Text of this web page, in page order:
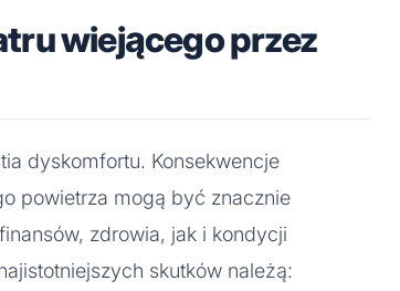
wiejącego przez
dyskomfortu. Konsekwencje
powietrza mogą być znacznie
zdrowia, jak i kondycji
skutków należą: